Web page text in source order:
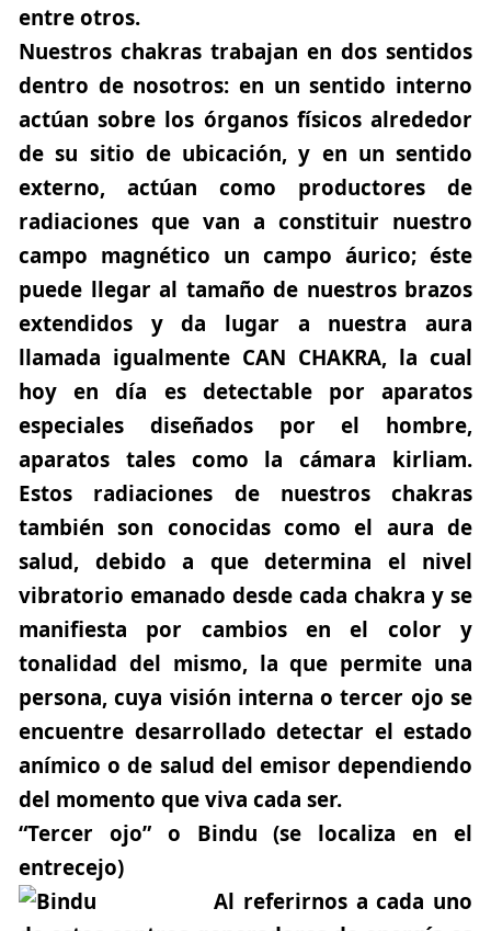
entre otros.
Nuestros chakras trabajan en dos sentidos
dentro de nosotros: en un sentido interno
actúan sobre los órganos físicos alrededor
de su sitio de ubicación, y en un sentido
externo, actúan como productores de
radiaciones que van a constituir nuestro
campo magnético un campo áurico; éste
puede llegar al tamaño de nuestros brazos
extendidos y da lugar a nuestra aura
llamada igualmente CAN CHAKRA, la cual
hoy en día es detectable por aparatos
especiales diseñados por el hombre,
aparatos tales como la cámara kirliam.
Estos radiaciones de nuestros chakras
también son conocidas como el aura de
salud, debido a que determina el nivel
vibratorio emanado desde cada chakra y se
manifiesta por cambios en el color y
tonalidad del mismo, la que permite una
persona, cuya visión interna o tercer ojo se
encuentre desarrollado detectar el estado
anímico o de salud del emisor dependiendo
del momento que viva cada ser.
“Tercer ojo” o Bindu (se localiza en el
entrecejo)
Al referirnos a cada uno